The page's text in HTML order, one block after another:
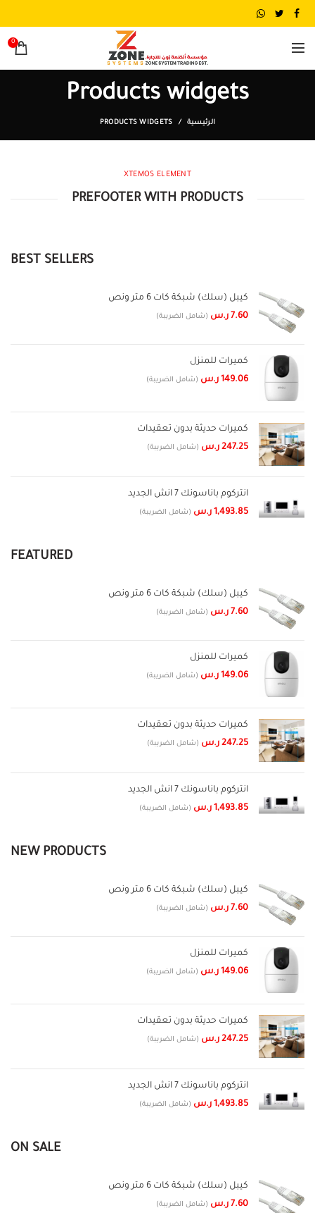
0
Products widgets
الرئيسية PRODUCTS WIDGETS
XTEMOS ELEMENT
PREFOOTER WITH PRODUCTS
BEST SELLERS
كيبل (سلك) شبكة كات 6 متر ونص
7.60 ر.س (شامل الضريبة)
كميرات للمنزل
149.06 ر.س (شامل الضريبة)
كميرات حديثة بدون تعقيدات
247.25 ر.س (شامل الضريبة)
انتركوم باناسونك 7 انش الجديد
1,493.85 ر.س (شامل الضريبة)
FEATURED
كيبل (سلك) شبكة كات 6 متر ونص
7.60 ر.س (شامل الضريبة)
كميرات للمنزل
149.06 ر.س (شامل الضريبة)
كميرات حديثة بدون تعقيدات
247.25 ر.س (شامل الضريبة)
انتركوم باناسونك 7 انش الجديد
1,493.85 ر.س (شامل الضريبة)
NEW PRODUCTS
كيبل (سلك) شبكة كات 6 متر ونص
7.60 ر.س (شامل الضريبة)
كميرات للمنزل
149.06 ر.س (شامل الضريبة)
كميرات حديثة بدون تعقيدات
247.25 ر.س (شامل الضريبة)
انتركوم باناسونك 7 انش الجديد
1,493.85 ر.س (شامل الضريبة)
ON SALE
كيبل (سلك) شبكة كات 6 متر ونص
7.60 ر.س (شامل الضريبة)